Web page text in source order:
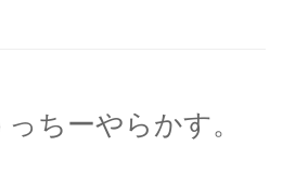
ちーやらかす。